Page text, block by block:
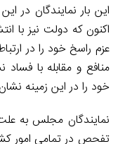
این بار نمایندگان در
اکنون که دولت نیز با
عزم راسخ خود را در
منافع و مقابله با
خود را در این زمینه
نمایندگان مجلس به
تفحص در تمامی امور